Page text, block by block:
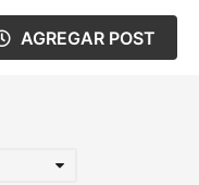
AGREGAR POST